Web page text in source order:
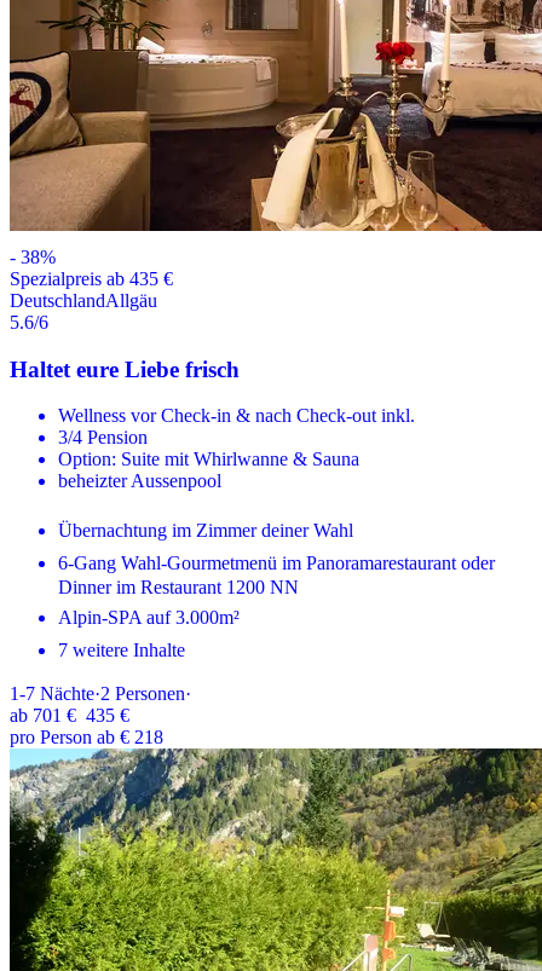
- 38%
Spezialpreis ab 435 €
DeutschlandAllgäu
5.6/6
Haltet eure Liebe frisch
Wellness vor Check-in & nach Check-out inkl.
3/4 Pension
Option: Suite mit Whirlwanne & Sauna
beheizter Aussenpool
Übernachtung im Zimmer deiner Wahl
6-Gang Wahl-Gourmetmenü im Panoramarestaurant oder
Dinner im Restaurant 1200 NN
Alpin-SPA auf 3.000m²
7 weitere Inhalte
1-7 Nächte·2 Personen·
ab 701 € 435 €
pro Person ab € 218